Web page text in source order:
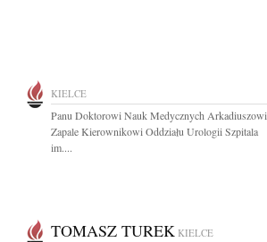
KIELCE
Panu Doktorowi Nauk Medycznych Arkadiuszowi
Zapale Kierownikowi Oddziału Urologii Szpitala
im....
TOMASZ TUREK KIELCE